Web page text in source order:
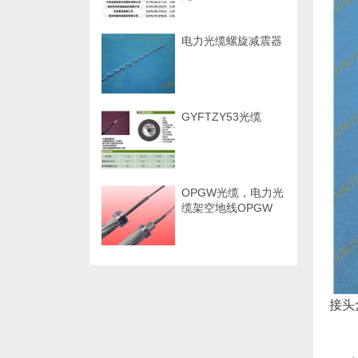
接头
电力光缆螺旋减震器
GYFTZY53光缆
OPGW光缆，电力光
缆架空地线OPGW